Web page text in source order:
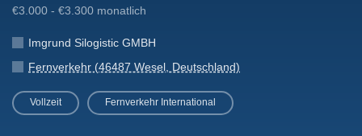
€3.000 - €3.300 monatlich
Imgrund Silogistic GMBH
Fernverkehr (46487 Wesel, Deutschland)
Vollzeit Fernverkehr International